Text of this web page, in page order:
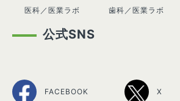
医科／医業ラボ 歯科／医業ラボ
公式SNS
FACEBOOK X